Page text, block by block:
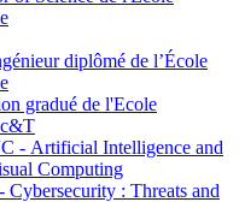
diplômé de l’École
gradué de l'Ecole
- Artificial Intelligence and
Computing
: Threats and